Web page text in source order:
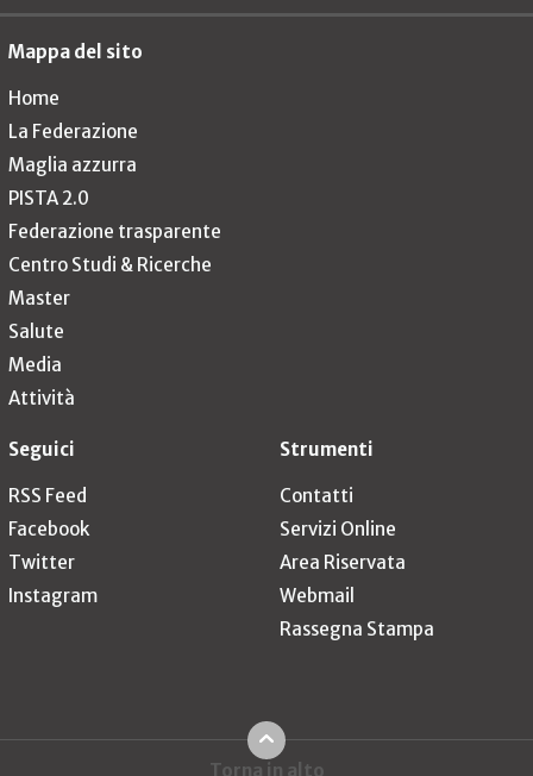
Mappa del sito
Home
La Federazione
Maglia azzurra
PISTA 2.0
Federazione trasparente
Centro Studi & Ricerche
Master
Salute
Media
Attività
Seguici
RSS Feed
Facebook
Twitter
Instagram
Strumenti
Contatti
Servizi Online
Area Riservata
Webmail
Rassegna Stampa
Torna in alto